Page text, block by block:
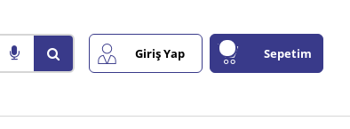
Giriş Yap Sepetim